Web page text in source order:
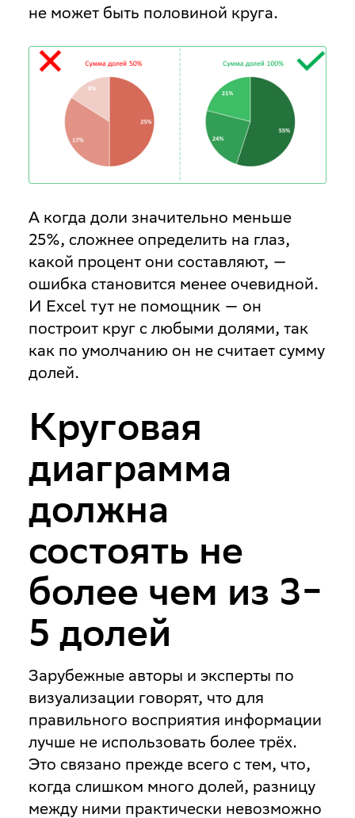
не может быть половиной круга.
А когда доли значительно меньше
25%, сложнее определить на глаз,
какой процент они составляют, —
ошибка становится менее очевидной.
И Excel тут не помощник — он
построит круг с любыми долями, так
как по умолчанию он не считает сумму
долей.
Круговая
диаграмма
должна
состоять не
более чем из 3‒
5 долей
Зарубежные авторы и эксперты по
визуализации говорят, что для
правильного восприятия информации
лучше не использовать более трёх.
Это связано прежде всего с тем, что,
когда слишком много долей, разницу
между ними практически невозможно